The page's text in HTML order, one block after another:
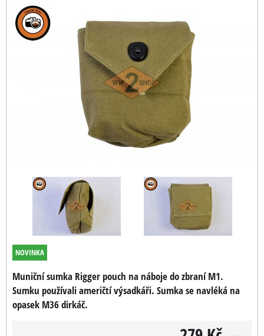
NOVINKA
Muniční sumka Rigger pouch na náboje do zbraní M1.
Sumku používali američtí výsadkáři. Sumka se navléká na
opasek M36 dirkáč.